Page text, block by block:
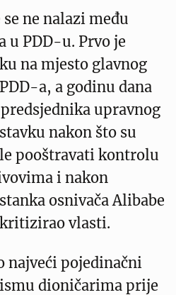
ne nalazi među
u PDD-u. Prvo je
na mjesto glavnog
a, a godinu dana
upravnog
nakon što su
pooštravati kontrolu
i nakon
osnivača Alibabe
kritizirao vlasti.
najveći pojedinačni
dioničarima prije